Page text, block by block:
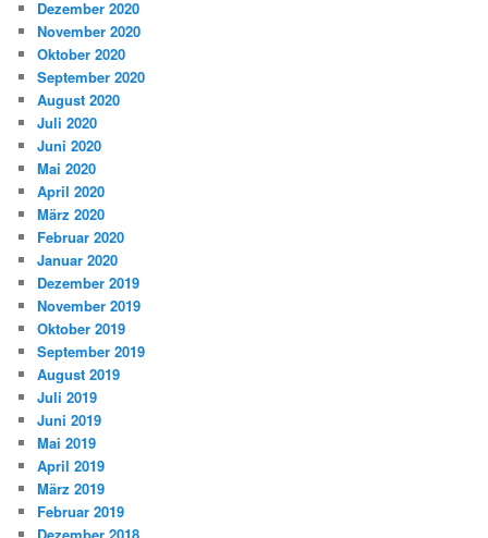
Dezember 2020
November 2020
Oktober 2020
September 2020
August 2020
Juli 2020
Juni 2020
Mai 2020
April 2020
März 2020
Februar 2020
Januar 2020
Dezember 2019
November 2019
Oktober 2019
September 2019
August 2019
Juli 2019
Juni 2019
Mai 2019
April 2019
März 2019
Februar 2019